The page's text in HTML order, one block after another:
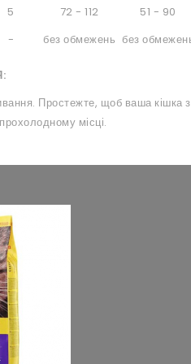
5 72 - 112
51 - 90
- без обмежень без
Простежте, щоб ваша кішка
місці.